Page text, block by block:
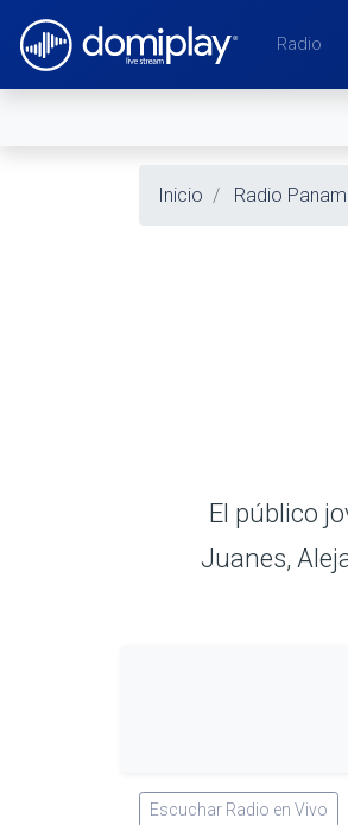
Radio
Inicio Radio
El público
Juanes,
Escuchar Radio en Vivo